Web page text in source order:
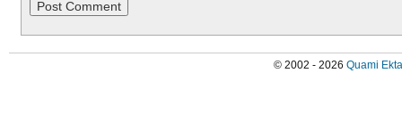
© 2002 - 2026 Quami